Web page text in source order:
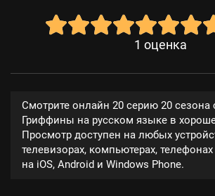
1 оценка
Смотрите онлайн 20 серию 20 сезона
Гриффины на русском языке в
Просмотр доступен на любых
телевизорах, компьютерах,
на iOS, Android и Windows Phone.